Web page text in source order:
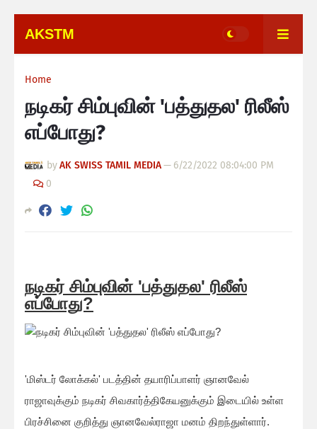
AKSTM
Home
நடிகர் சிம்புவின் 'பத்துதல' ரிலீஸ்
எப்போது?
byAK SWISS TAMIL MEDIA— 6/22/2022 08:04:00 PM
0
நடிகர் சிம்புவின் 'பத்துதல' ரிலீஸ்
எப்போது?
'மிஸ்டர் லோக்கல்' படத்தின் தயாரிப்பாளர் ஞானவேல்
ராஜாவுக்கும் நடிகர் சிவகார்த்திகேயனுக்கும் இடையில் உள்ள
பிரச்சினை குறித்து ஞானவேல்ராஜா மனம் திறந்துள்ளார்.